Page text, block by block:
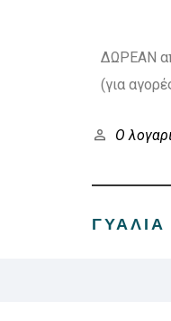
ΔΩΡΕΑΝ
(για
Ο